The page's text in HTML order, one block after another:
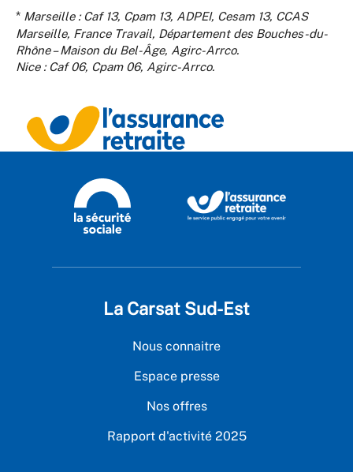
* Marseille : Caf 13, Cpam 13, ADPEI, Cesam 13, CCAS
Marseille, France Travail, Département des Bouches-du-
Rhône – Maison du Bel-Âge, Agirc-Arrco.
Nice : Caf 06, Cpam 06, Agirc-Arrco.
La Carsat Sud-Est
Nous connaitre
Espace presse
Nos offres
Rapport d'activité 2025